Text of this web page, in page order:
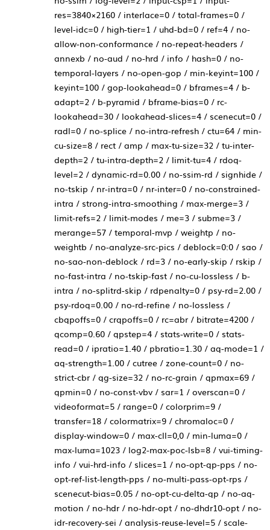
res=3840×2160 / interlace=0 / total-frames=0 /
level-idc=0 / high-tier=1 / uhd-bd=0 / ref=4 / no-
allow-non-conformance / no-repeat-headers /
annexb / no-aud / no-hrd / info / hash=0 / no-
temporal-layers / no-open-gop / min-keyint=100 /
keyint=100 / gop-lookahead=0 / bframes=4 / b-
adapt=2 / b-pyramid / bframe-bias=0 / rc-
lookahead=30 / lookahead-slices=4 / scenecut=0 /
radl=0 / no-splice / no-intra-refresh / ctu=64 / min-
cu-size=8 / rect / amp / max-tu-size=32 / tu-inter-
depth=2 / tu-intra-depth=2 / limit-tu=4 / rdoq-
level=2 / dynamic-rd=0.00 / no-ssim-rd / signhide /
no-tskip / nr-intra=0 / nr-inter=0 / no-constrained-
intra / strong-intra-smoothing / max-merge=3 /
limit-refs=2 / limit-modes / me=3 / subme=3 /
merange=57 / temporal-mvp / weightp / no-
weightb / no-analyze-src-pics / deblock=0:0 / sao /
no-sao-non-deblock / rd=3 / no-early-skip / rskip /
no-fast-intra / no-tskip-fast / no-cu-lossless / b-
intra / no-splitrd-skip / rdpenalty=0 / psy-rd=2.00 /
psy-rdoq=0.00 / no-rd-refine / no-lossless /
cbqpoffs=0 / crqpoffs=0 / rc=abr / bitrate=4200 /
qcomp=0.60 / qpstep=4 / stats-write=0 / stats-
read=0 / ipratio=1.40 / pbratio=1.30 / aq-mode=1 /
aq-strength=1.00 / cutree / zone-count=0 / no-
strict-cbr / qg-size=32 / no-rc-grain / qpmax=69 /
qpmin=0 / no-const-vbv / sar=1 / overscan=0 /
videoformat=5 / range=0 / colorprim=9 /
transfer=18 / colormatrix=9 / chromaloc=0 /
display-window=0 / max-cll=0,0 / min-luma=0 /
max-luma=1023 / log2-max-poc-lsb=8 / vui-timing-
info / vui-hrd-info / slices=1 / no-opt-qp-pps / no-
opt-ref-list-length-pps / no-multi-pass-opt-rps /
scenecut-bias=0.05 / no-opt-cu-delta-qp / no-aq-
motion / no-hdr / no-hdr-opt / no-dhdr10-opt / no-
idr-recovery-sei / analysis-reuse-level=5 / scale-